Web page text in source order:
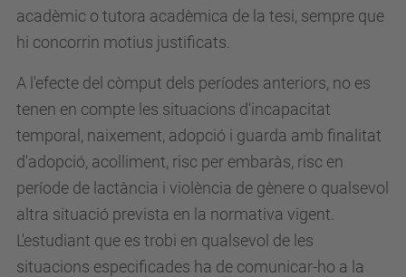
acadèmic o tutora acadèmica de la tesi, sempre que
hi concorrin motius justificats.
A l'efecte del còmput dels períodes anteriors, no es
tenen en compte les situacions d'incapacitat
temporal, naixement, adopció i guarda amb finalitat
d'adopció, acolliment, risc per embaràs, risc en
període de lactància i violència de gènere o qualsevol
altra situació prevista en la normativa vigent.
L'estudiant que es trobi en qualsevol de les
situacions especificades ha de comunicar-ho a la